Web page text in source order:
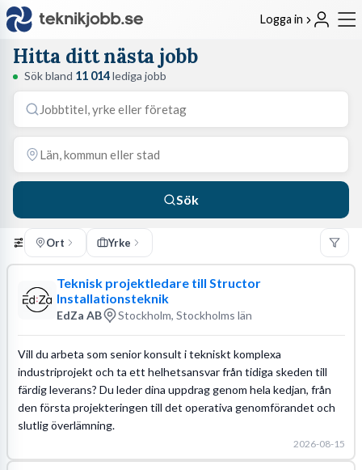
Logga in
Hitta ditt nästa jobb
Sök bland 11 014lediga jobb
Sök
Ort Yrke
Teknisk projektledare till Structor
Installationsteknik
EdZa AB Stockholm, Stockholms län
Vill du arbeta som senior konsult i tekniskt komplexa
industriprojekt och ta ett helhetsansvar från tidiga skeden till
färdig leverans? Du leder dina uppdrag genom hela kedjan, från
den första projekteringen till det operativa genomförandet och
slutlig överlämning.
2026-08-15